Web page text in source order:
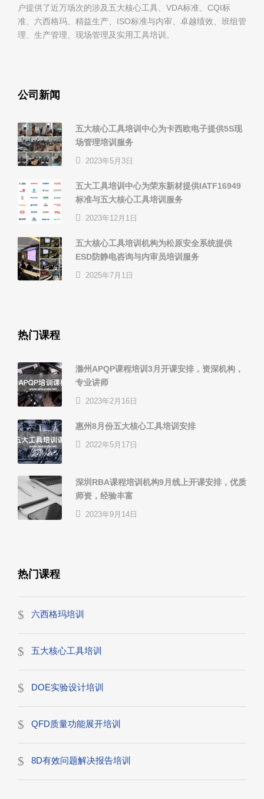
户提供了近万场次的涉及五大核心工具、VDA标准、CQI标
准、六西格玛、精益生产、ISO标准与内审、卓越绩效、班组管
理、生产管理、现场管理及实用工具培训。
公司新闻
五大核心工具培训中心为卡西欧电子提供5S现
场管理培训服务
2023年5月3日
五大工具培训中心为荣东新材提供IATF16949
标准与五大核心工具培训服务
2023年12月1日
五大核心工具培训机构为松原安全系统提供
ESD防静电咨询与内审员培训服务
2025年7月1日
热门课程
滁州APQP课程培训3月开课安排，资深机构，
专业讲师
2023年2月16日
惠州8月份五大核心工具培训安排
2022年5月17日
深圳RBA课程培训机构9月线上开课安排，优质
师资，经验丰富
2023年9月14日
热门课程
六西格玛培训
五大核心工具培训
DOE实验设计培训
QFD质量功能展开培训
8D有效问题解决报告培训